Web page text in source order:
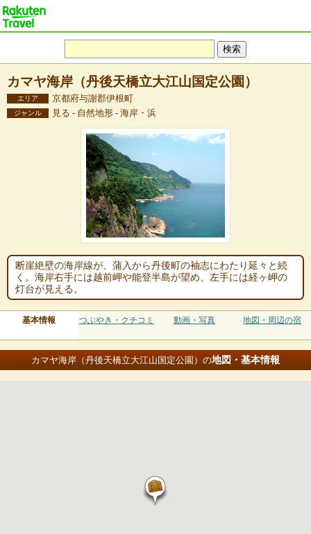
カマヤ海岸（丹後天橋立大江山国定公園）
エリア 京都府与謝郡伊根町
ジャンル 見る - 自然地形 - 海岸・浜
断崖絶壁の海岸線が、蒲入から丹後町の袖志にわたり延々と続
く。海岸右手には越前岬や能登半島が望め、左手には経ヶ岬の
灯台が見える。
基本情報 つぶやき・クチコミ 動画・写真 地図・周辺の宿
カマヤ海岸（丹後天橋立大江山国定公園）の地図・基本情報